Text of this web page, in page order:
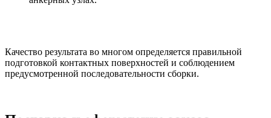
Качество результата во многом определяется правильной
подготовкой контактных поверхностей и соблюдением
предусмотренной последовательности сборки.